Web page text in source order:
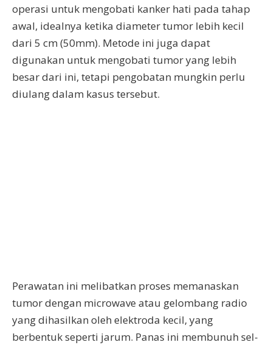
operasi untuk mengobati kanker hati pada tahap
awal, idealnya ketika diameter tumor lebih kecil
dari 5 cm (50mm). Metode ini juga dapat
digunakan untuk mengobati tumor yang lebih
besar dari ini, tetapi pengobatan mungkin perlu
diulang dalam kasus tersebut.
Perawatan ini melibatkan proses memanaskan
tumor dengan microwave atau gelombang radio
yang dihasilkan oleh elektroda kecil, yang
berbentuk seperti jarum. Panas ini membunuh sel-